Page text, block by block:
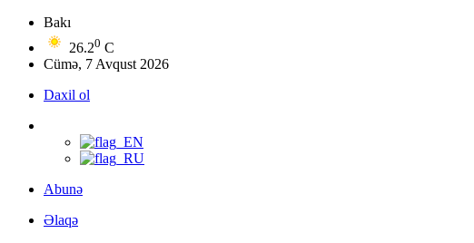
Bakı
26.20 C
Cümə, 7 Avqust 2026
Daxil ol
Abunə
Əlaqə